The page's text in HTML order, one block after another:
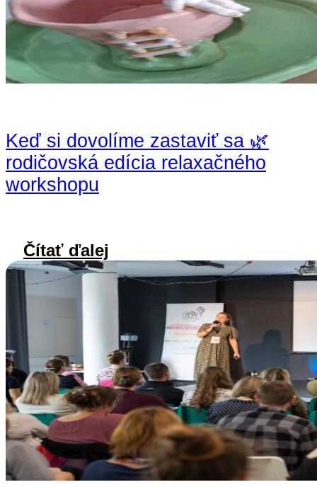
Keď si dovolíme zastaviť sa 🌿
rodičovská edícia relaxačného
workshopu
Čítať ďalej